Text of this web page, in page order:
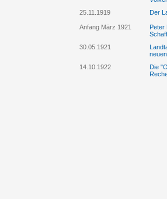
25.11.1919
Der
Anfang März 1921
Peter
30.05.1921
14.10.1922
Die